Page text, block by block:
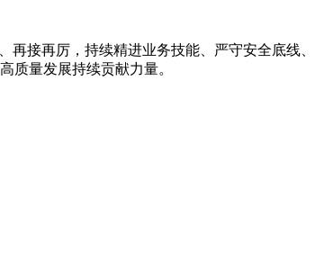
接再厉，持续精进业务技能、严守安全底线、
质量发展持续贡献力量。